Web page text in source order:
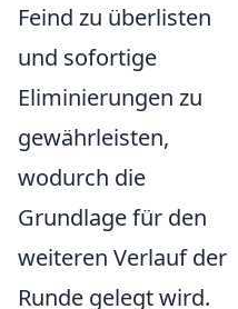
Feind zu überlisten
und sofortige
Eliminierungen zu
gewährleisten,
wodurch die
Grundlage für den
weiteren Verlauf der
Runde gelegt wird.